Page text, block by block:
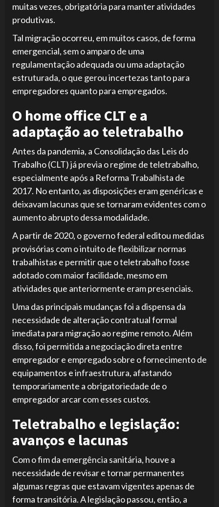
muitas vezes, obrigatória para manter atividades
produtivas.
Tal migração ocorreu, em muitos casos, de forma
emergencial, sem o amparo de uma
regulamentação adequada ou uma adaptação
estruturada, o que gerou incertezas tanto para
empregadores quanto para empregados.
O home office CLT e a
adaptação ao teletrabalho
Antes da pandemia, a Consolidação das Leis do
Trabalho (CLT) já previa o regime de teletrabalho,
especialmente após a Reforma Trabalhista de
2017. No entanto, as disposições eram genéricas e
deixavam lacunas que se tornaram evidentes com o
aumento abrupto dessa modalidade.
A partir de 2020, o governo federal editou medidas
provisórias com o intuito de flexibilizar normas
trabalhistas e permitir que o teletrabalho fosse
adotado com maior facilidade, mesmo em
atividades que anteriormente eram presenciais.
Uma das principais mudanças foi a dispensa da
necessidade de alteração contratual formal
imediata para migração ao regime remoto. Além
disso, foi permitida a negociação direta entre
empregador e empregado sobre o fornecimento de
equipamentos e infraestrutura, afastando
temporariamente a obrigatoriedade de o
empregador arcar com esses custos.
Teletrabalho e legislação:
avanços e lacunas
Com o fim da emergência sanitária, houve a
necessidade de revisar e tornar permanentes
algumas regras que estavam vigentes apenas de
forma transitória. A legislação passou, então, a